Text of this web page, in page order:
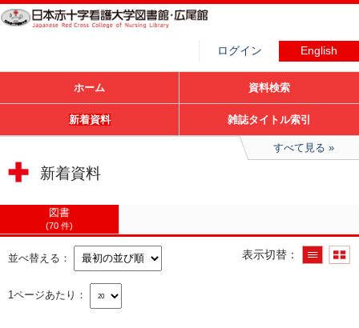
ログイン English
ホーム 資料検索
新着資料 雑誌タイトル索引
すべて見る
新着資料
図書
70 件
並べ替える 表示切替
1ページあたり